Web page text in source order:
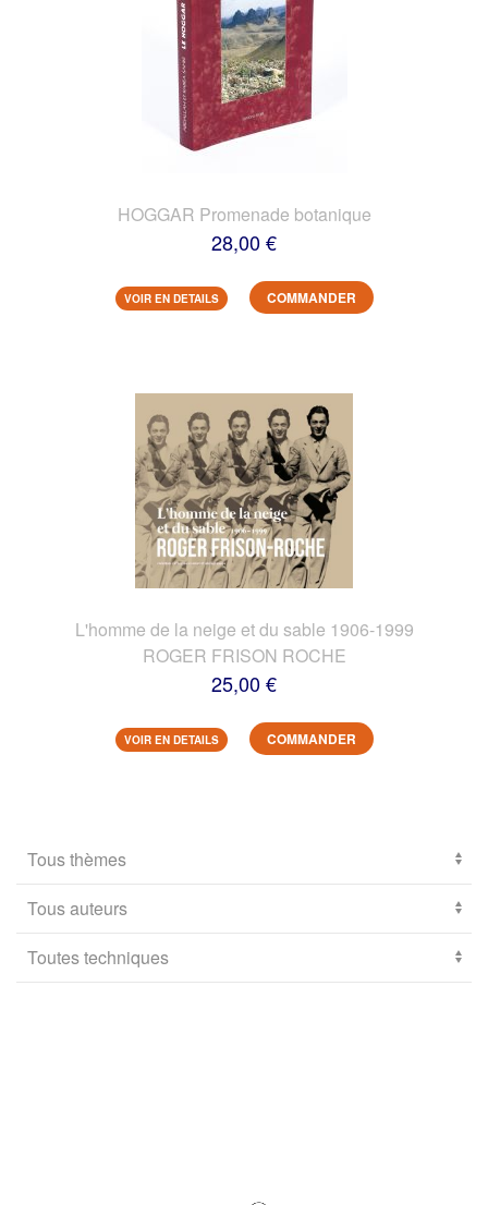
HOGGAR Promenade botanique
28,00 €
VOIR EN DETAILS COMMANDER
L'homme de la neige et du sable 1906-1999
ROGER FRISON ROCHE
25,00 €
VOIR EN DETAILS COMMANDER